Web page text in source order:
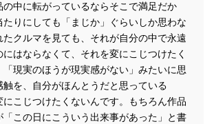
の中に転がっているならそこで満足だか
たりにしても「まじか」ぐらいしか思わな
たクルマを見ても、それが自分の中で永遠
はならなくて、それを変にこじつけたく
「現実のほうが現実感がない」みたいに思
触を、自分がほんとうだと思っている
にこじつけたくないんです。もちろん作品
「この日にこういう出来事があった」と書